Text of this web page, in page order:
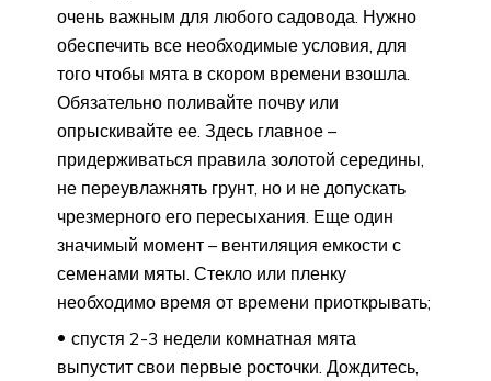
очень важным для любого садовода. Нужно
обеспечить все необходимые условия, для
того чтобы мята в скором времени взошла.
Обязательно поливайте почву или
опрыскивайте ее. Здесь главное –
придерживаться правила золотой середины,
не переувлажнять грунт, но и не допускать
чрезмерного его пересыхания. Еще один
значимый момент – вентиляция емкости с
семенами мяты. Стекло или пленку
необходимо время от времени приоткрывать;
спустя 2-3 недели комнатная мята
выпустит свои первые росточки. Дождитесь,